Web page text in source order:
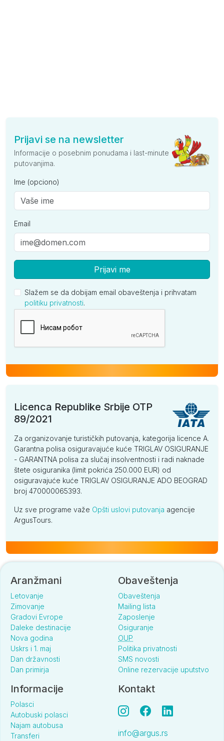
Prijavi se na newsletter
Informacije o posebnim ponudama i last-minute
putovanjima.
Ime (opciono)
Email
Prijavi me
Slažem se da dobijam email obaveštenja i prihvatam
politiku privatnosti.
Licenca Republike Srbije OTP
89/2021
Za organizovanje turističkih putovanja, kategorija licence A.
Garantna polisa osiguravajuće kuće TRIGLAV OSIGURANJE
- GARANTNA polisa za slučaj insolventnosti i radi naknade
štete osiguranika (limit pokrića 250.000 EUR) od
osiguravajuće kuće TRIGLAV OSIGURANJE ADO BEOGRAD
broj 470000065393.
Uz sve programe važe Opšti uslovi putovanja agencije
ArgusTours.
Aranžmani
Letovanje
Zimovanje
Gradovi Evrope
Daleke destinacije
Nova godina
Uskrs i 1. maj
Dan državnosti
Dan primirja
Obaveštenja
Obaveštenja
Mailing lista
Zaposlenje
Osiguranje
OUP
Politika privatnosti
SMS novosti
Online rezervacije uputstvo
Informacije
Polasci
Autobuski polasci
Najam autobusa
Transferi
Kontakt
info@argus.rs